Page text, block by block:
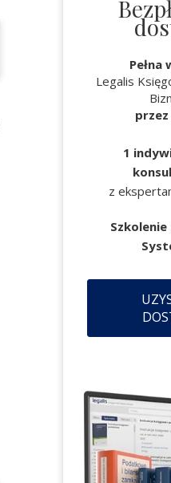
Pełna
Legalis
1
z
Szkolenie